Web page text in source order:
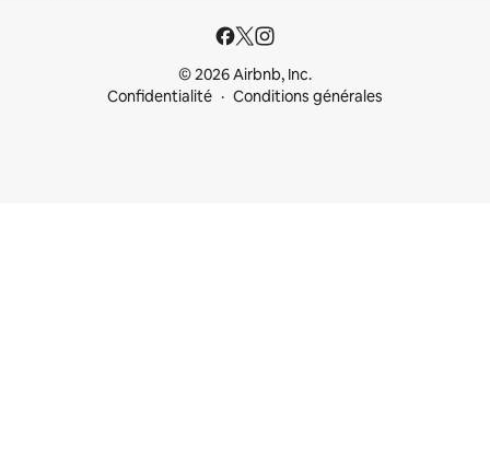
© 2026 Airbnb, Inc.
Confidentialité
Conditions générales